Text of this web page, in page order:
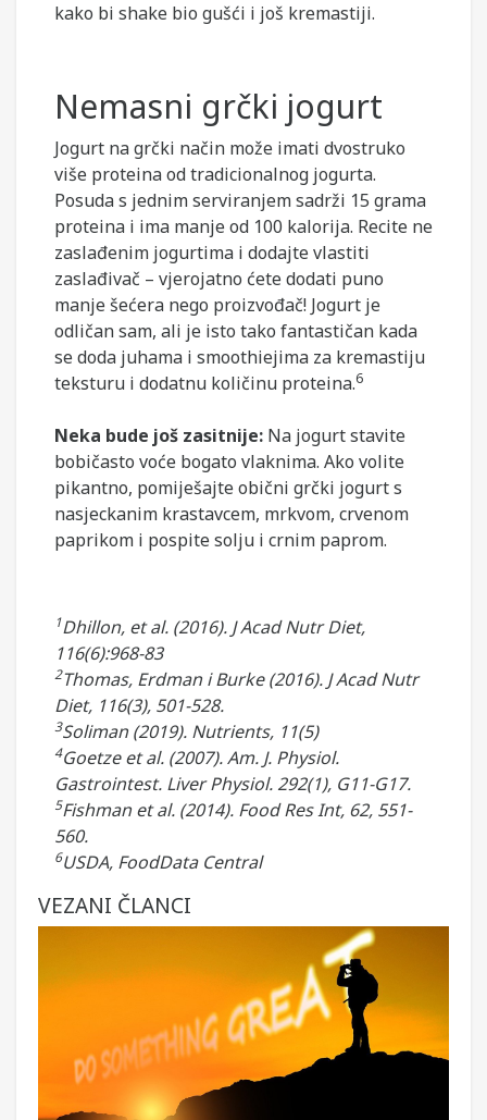
kako bi shake bio gušći i još kremastiji.
Nemasni grčki jogurt
Jogurt na grčki način može imati dvostruko
više proteina od tradicionalnog jogurta.
Posuda s jednim serviranjem sadrži 15 grama
proteina i ima manje od 100 kalorija. Recite ne
zaslađenim jogurtima i dodajte vlastiti
zaslađivač – vjerojatno ćete dodati puno
manje šećera nego proizvođač! Jogurt je
odličan sam, ali je isto tako fantastičan kada
se doda juhama i smoothiejima za kremastiju
teksturu i dodatnu količinu proteina.6
Neka bude još zasitnije: Na jogurt stavite
bobičasto voće bogato vlaknima. Ako volite
pikantno, pomiješajte obični grčki jogurt s
nasjeckanim krastavcem, mrkvom, crvenom
paprikom i pospite solju i crnim paprom.
1Dhillon, et al. (2016). J Acad Nutr Diet,
116(6):968-83
2Thomas, Erdman i Burke (2016). J Acad Nutr
Diet, 116(3), 501-528.
3Soliman (2019). Nutrients, 11(5)
4Goetze et al. (2007). Am. J. Physiol.
Gastrointest. Liver Physiol. 292(1), G11-G17.
5Fishman et al. (2014). Food Res Int, 62, 551-
560.
6USDA, FoodData Central
VEZANI ČLANCI